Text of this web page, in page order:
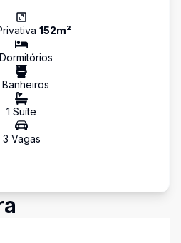
152m²
Dormitórios
Banheiros
1 Suíte
3 Vagas